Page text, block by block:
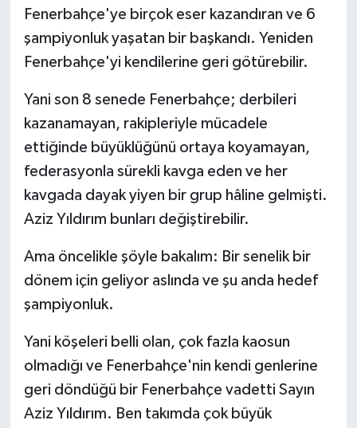
Fenerbahçe'ye birçok eser kazandıran ve 6
şampiyonluk yaşatan bir başkandı. Yeniden
Fenerbahçe'yi kendilerine geri götürebilir.
Yani son 8 senede Fenerbahçe; derbileri
kazanamayan, rakipleriyle mücadele
ettiğinde büyüklüğünü ortaya koyamayan,
federasyonla sürekli kavga eden ve her
kavgada dayak yiyen bir grup hâline gelmişti.
Aziz Yıldırım bunları değiştirebilir.
Ama öncelikle şöyle bakalım: Bir senelik bir
dönem için geliyor aslında ve şu anda hedef
şampiyonluk.
Yani köşeleri belli olan, çok fazla kaosun
olmadığı ve Fenerbahçe'nin kendi genlerine
geri döndüğü bir Fenerbahçe vadetti Sayın
Aziz Yıldırım. Ben takımda çok büyük